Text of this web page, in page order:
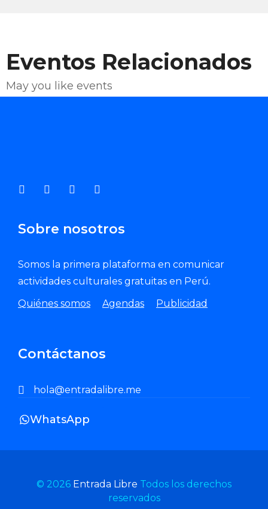
Eventos Relacionados
May you like events
Sobre nosotros
Somos la primera plataforma en comunicar
actividades culturales gratuitas en Perú.
Quiénes somos
Agendas Publicidad
Contáctanos
hola@entradalibre.me
WhatsApp
© 2026 Entrada Libre Todos los derechos
reservados